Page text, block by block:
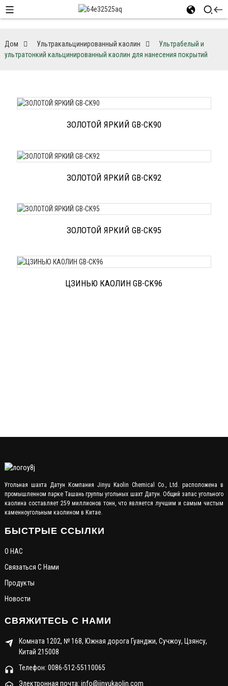
Дом Ультракальцинированный каолин
Ультрабелый и
ультратонкий кальцинированный каолин для нанесения покрытий
ЗОЛОТОЙ ЯРКИЙ GB-CK90
ЗОЛОТОЙ ЯРКИЙ GB-CK92
ЗОЛОТОЙ ЯРКИЙ GB-CK95
ЦЗИНЬЮ КАОЛИН GB-CK96
Угольная шахта Датун Компания Jinyu Kaolin Chemical Co., Ltd. расположена в
промышленном парке Ташань группы угольных шахт Датун. Общий запас угольного
каолина составляет 259 миллионов тонн, что является лучшим и самым чистым
каменноугольным каолином в Китае.
БЫСТРЫЕ ССЫЛКИ
О НАС
Связаться С Нами
Продукты
Новости
СВЯЖИТЕСЬ С НАМИ
Комната 1202, № 168, Южная дорога Гуанджи, Сучжоу, Цзянсу,
Китай 215008
Телефон: 0086-512-55110065
Электронная почта: info@jinyukaolin.com